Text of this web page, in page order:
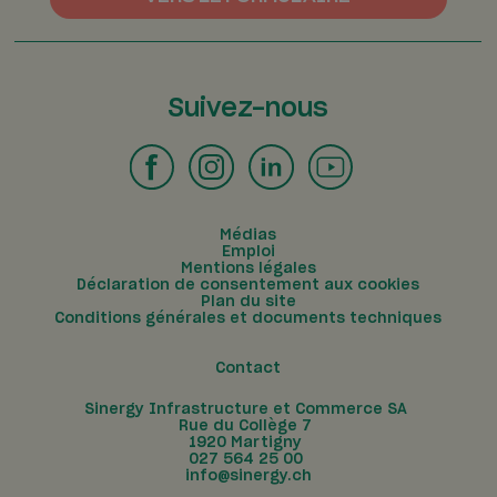
Suivez-nous
Contact
Sinergy Infrastructure et Commerce SA
Rue du Collège 7
1920 Martigny
027 564 25 00
info@sinergy.ch
Médias
Emploi
Mentions légales
Déclaration de consentement aux cookies
Plan du site
Conditions générales et documents techniques